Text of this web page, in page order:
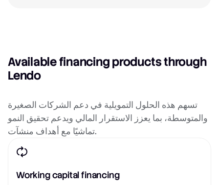
Available financing products through
Lendo
تسهم هذه الحلول التمويلية في دعم الشركات الصغيرة
والمتوسطة، بما يعزز الاستقرار المالي ويدعم تحقيق النمو
تماشيًا مع أهداف منشآت.
Working capital financing